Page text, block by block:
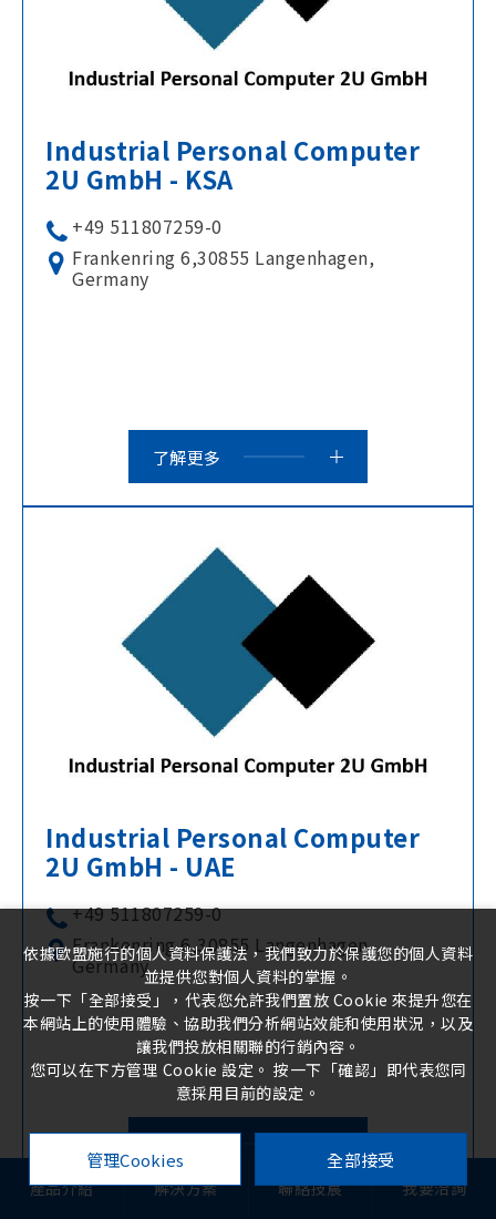
Industrial Personal Computer
2U GmbH - KSA
+49 511807259-0
Frankenring 6,30855 Langenhagen,
Germany
了解更多
Industrial Personal Computer
2U GmbH - UAE
+49 511807259-0
Frankenring 6,30855 Langenhagen,
Germany
產品介紹 解決方案 聯絡技宸 我要洽詢
依據歐盟施行的個人資料保護法，我們致力於保護您的個人資料
並提供您對個人資料的掌握。
按一下「全部接受」，代表您允許我們置放 Cookie 來提升您在
本網站上的使用體驗、協助我們分析網站效能和使用狀況，以及
讓我們投放相關聯的行銷內容。
您可以在下方管理 Cookie 設定。 按一下「確認」即代表您同
意採用目前的設定。
管理Cookies 全部接受